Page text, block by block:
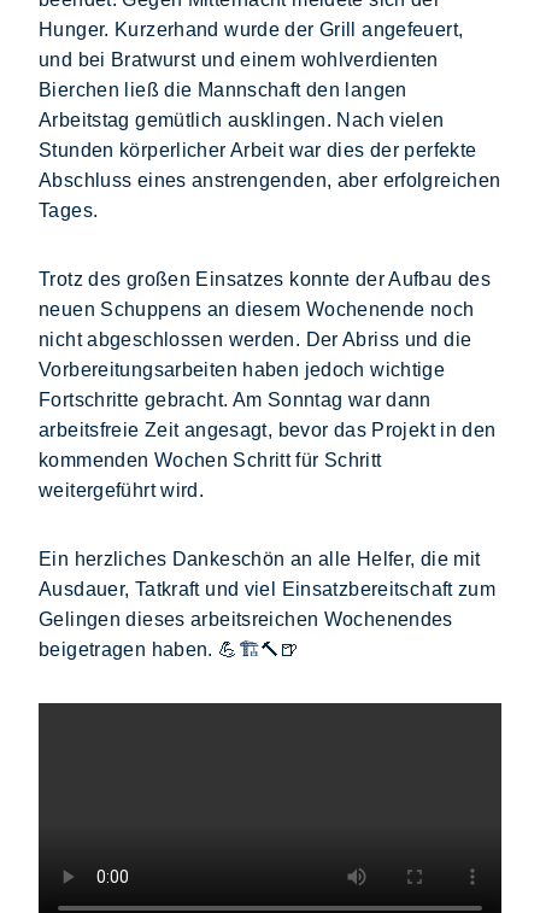
Hunger. Kurzerhand wurde der Grill angefeuert,
und bei Bratwurst und einem wohlverdienten
Bierchen ließ die Mannschaft den langen
Arbeitstag gemütlich ausklingen. Nach vielen
Stunden körperlicher Arbeit war dies der perfekte
Abschluss eines anstrengenden, aber erfolgreichen
Tages.
Trotz des großen Einsatzes konnte der Aufbau des
neuen Schuppens an diesem Wochenende noch
nicht abgeschlossen werden. Der Abriss und die
Vorbereitungsarbeiten haben jedoch wichtige
Fortschritte gebracht. Am Sonntag war dann
arbeitsfreie Zeit angesagt, bevor das Projekt in den
kommenden Wochen Schritt für Schritt
weitergeführt wird.
Ein herzliches Dankeschön an alle Helfer, die mit
Ausdauer, Tatkraft und viel Einsatzbereitschaft zum
Gelingen dieses arbeitsreichen Wochenendes
beigetragen haben. 💪🏗️🔨🍺